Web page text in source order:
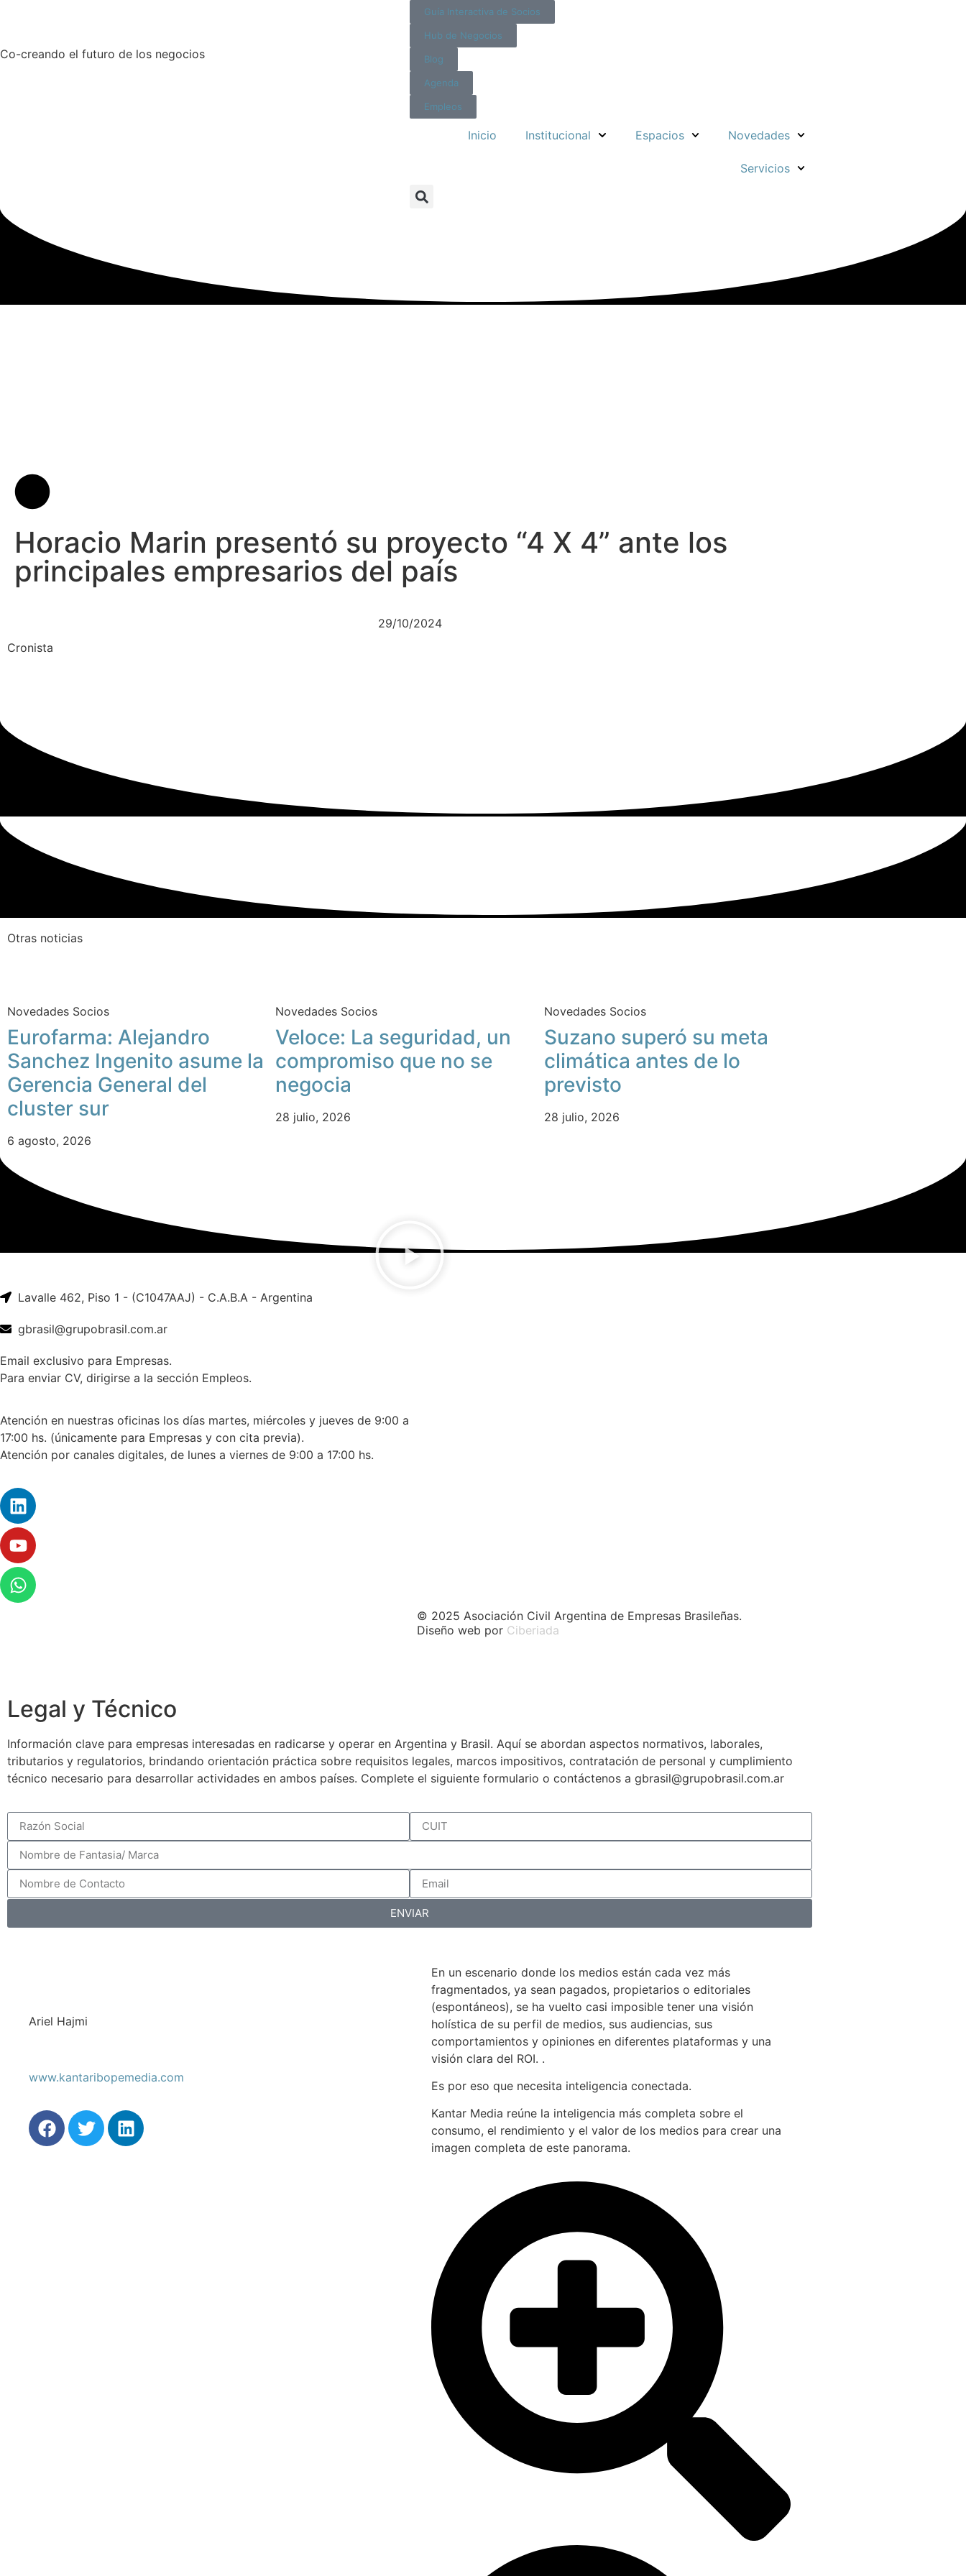
Co-creando el futuro de los negocios
Guía Interactiva de Socios
Hub de Negocios
Blog
Agenda
Empleos
Inicio Institucional Espacios Novedades
Servicios
Horacio Marin presentó su proyecto “4 X 4” ante los
principales empresarios del país
29/10/2024
Cronista
Otras noticias
Novedades Socios
Eurofarma: Alejandro
Sanchez Ingenito asume la
Gerencia General del
cluster sur
6 agosto, 2026
Novedades Socios
Veloce: La seguridad, un
compromiso que no se
negocia
28 julio, 2026
Novedades Socios
Suzano superó su meta
climática antes de lo
previsto
28 julio, 2026
Lavalle 462, Piso 1 - (C1047AAJ) - C.A.B.A - Argentina
gbrasil@grupobrasil.com.ar
Email exclusivo para Empresas.
Para enviar CV, dirigirse a la sección Empleos.
Atención en nuestras oficinas los días martes, miércoles y jueves de 9:00 a
17:00 hs. (únicamente para Empresas y con cita previa).
Atención por canales digitales, de lunes a viernes de 9:00 a 17:00 hs.
© 2025 Asociación Civil Argentina de Empresas Brasileñas.
Diseño web por Ciberiada
Legal y Técnico
Información clave para empresas interesadas en radicarse y operar en Argentina y Brasil. Aquí se abordan aspectos normativos, laborales,
tributarios y regulatorios, brindando orientación práctica sobre requisitos legales, marcos impositivos, contratación de personal y cumplimiento
técnico necesario para desarrollar actividades en ambos países. Complete el siguiente formulario o contáctenos a gbrasil@grupobrasil.com.ar
ENVIAR
Ariel Hajmi
www.kantaribopemedia.com
En un escenario donde los medios están cada vez más
fragmentados, ya sean pagados, propietarios o editoriales
(espontáneos), se ha vuelto casi imposible tener una visión
holística de su perfil de medios, sus audiencias, sus
comportamientos y opiniones en diferentes plataformas y una
visión clara del ROI. .
Es por eso que necesita inteligencia conectada.
Kantar Media reúne la inteligencia más completa sobre el
consumo, el rendimiento y el valor de los medios para crear una
imagen completa de este panorama.